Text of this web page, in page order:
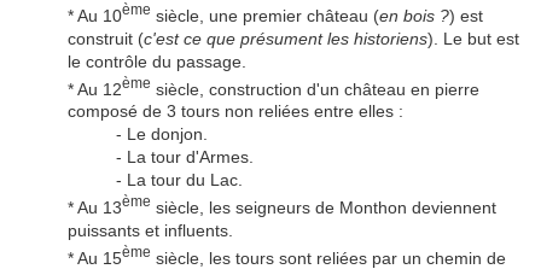
* Au 10ème siècle, une premier château (en bois ?) est
construit (c'est ce que présument les historiens). Le but est
le contrôle du passage.
* Au 12ème siècle, construction d'un château en pierre
composé de 3 tours non reliées entre elles :
- Le donjon.
- La tour d'Armes.
- La tour du Lac.
* Au 13ème siècle, les seigneurs de Monthon deviennent
puissants et influents.
* Au 15ème siècle, les tours sont reliées par un chemin de